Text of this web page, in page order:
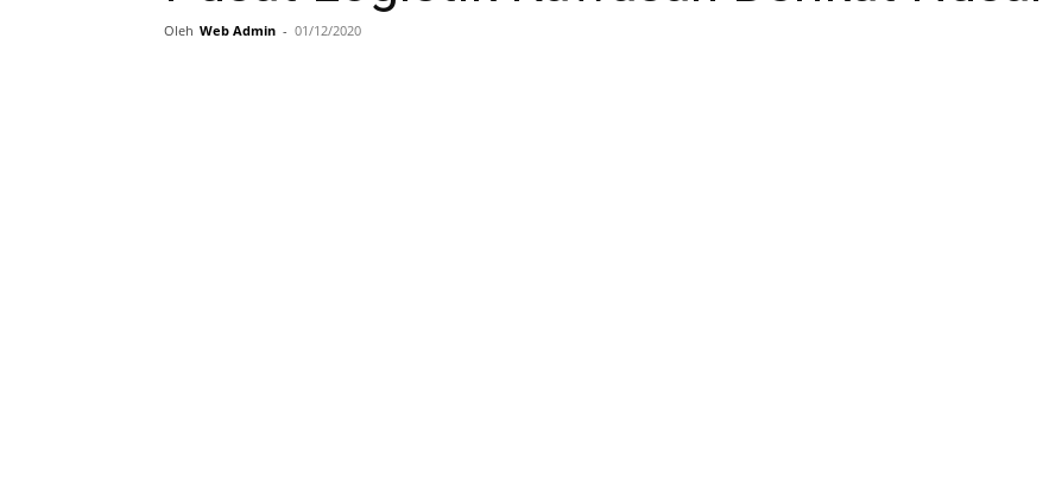
Oleh Web Admin - 01/12/2020